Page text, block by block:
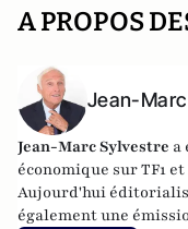
A PROPOS
Jean-
Jean-Marc Sylvestre a
économique sur TF1
Aujourd'hui
également une